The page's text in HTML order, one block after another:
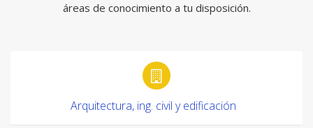
áreas de conocimiento a tu disposición.
Arquitectura, ing. civil y edificación